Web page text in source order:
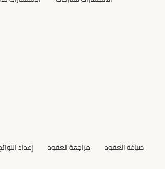
صياغة العقود مراجعة العقود إعداد